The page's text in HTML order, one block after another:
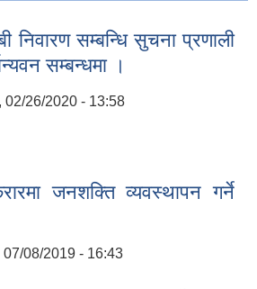
निवारण सम्बन्धि सुचना प्रणाली
सम्बन्धमा ।
02/26/2020 - 13:58
कार्यान्यवन सम्बन्धमा ।
जनशक्ति व्यवस्थापन गर्ने
07/08/2019 - 16:43